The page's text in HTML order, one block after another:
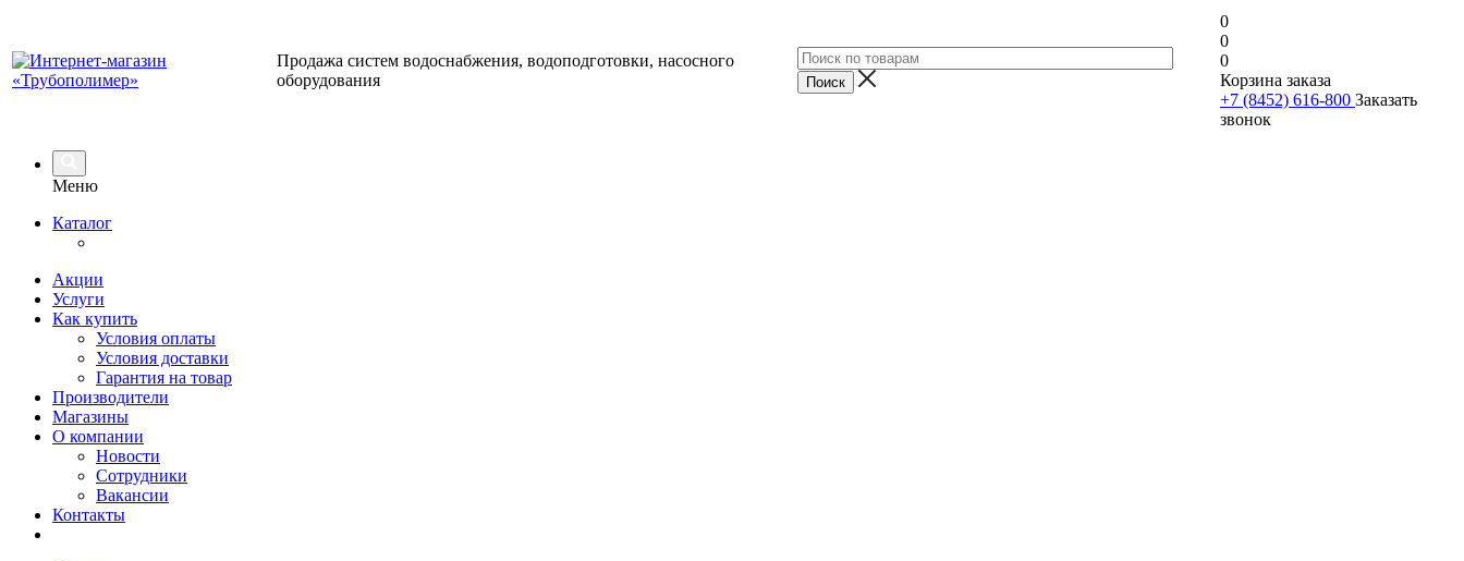
Продажа систем водоснабжения, водоподготовки, насосного
оборудования
0
0
0
Корзина заказа
+7 (8452) 616-800 Заказать
звонок
Меню
Каталог
Акции
Услуги
Как купить
Условия оплаты
Условия доставки
Гарантия на товар
Производители
Магазины
О компании
Новости
Сотрудники
Вакансии
Контакты